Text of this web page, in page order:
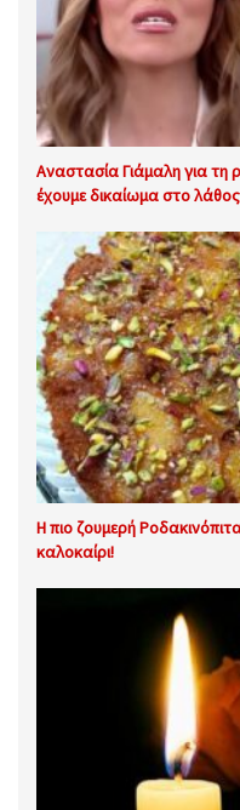
Αναστασία Γιάμαλη για τη
έχουμε δικαίωμα στο
Η πιο ζουμερή
καλοκαίρι!